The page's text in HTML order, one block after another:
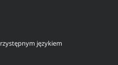
językiem